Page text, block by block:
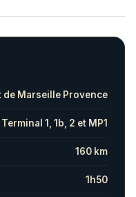
de Marseille Provence
Terminal 1, 1b, 2 et MP1
160 km
1h50